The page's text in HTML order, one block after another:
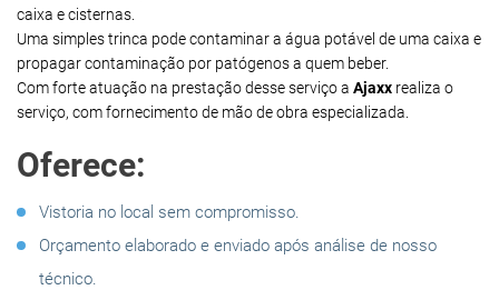
caixa e cisternas.
Uma simples trinca pode contaminar a água potável de uma caixa e
propagar contaminação por patógenos a quem beber.
Com forte atuação na prestação desse serviço a Ajaxx realiza o
serviço, com fornecimento de mão de obra especializada.
Oferece:
Vistoria no local sem compromisso.
Orçamento elaborado e enviado após análise de nosso
técnico.